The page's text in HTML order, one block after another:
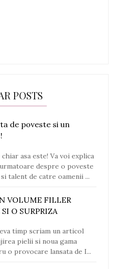
POSTS
de poveste si un
asa este! Va voi explica
despre o poveste
talent de catre oamenii ...
VOLUME FILLER
O SURPRIZA
timp scriam un articol
pielii si noua gama
o provocare lansata de I...